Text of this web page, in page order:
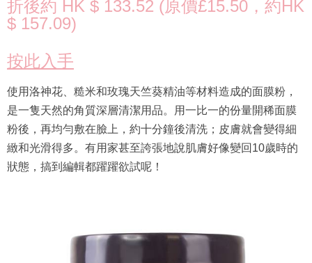
折後約 HK $ 133.52 (原價£15.50，約HK
$ 157.09)
按此入手
使用洛神花、糙米和玫瑰天竺葵精油等材料造成的面膜粉，
是一隻天然的角質深層清潔用品。用一比一的份量開稀面膜
粉後，再均勻敷在臉上，約十分鐘後清洗；皮膚就會變得細
緻和光滑得多。有用家甚至誇張地說肌膚好像變回10歲時的
狀態，搞到編輯都躍躍欲試呢！